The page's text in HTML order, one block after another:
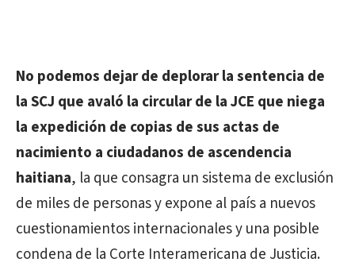
No podemos dejar de deplorar la sentencia de
la SCJ que avaló la circular de la JCE que niega
la expedición de copias de sus actas de
nacimiento a ciudadanos de ascendencia
haitiana, la que consagra un sistema de exclusión
de miles de personas y expone al país a nuevos
cuestionamientos internacionales y una posible
condena de la Corte Interamericana de Justicia.